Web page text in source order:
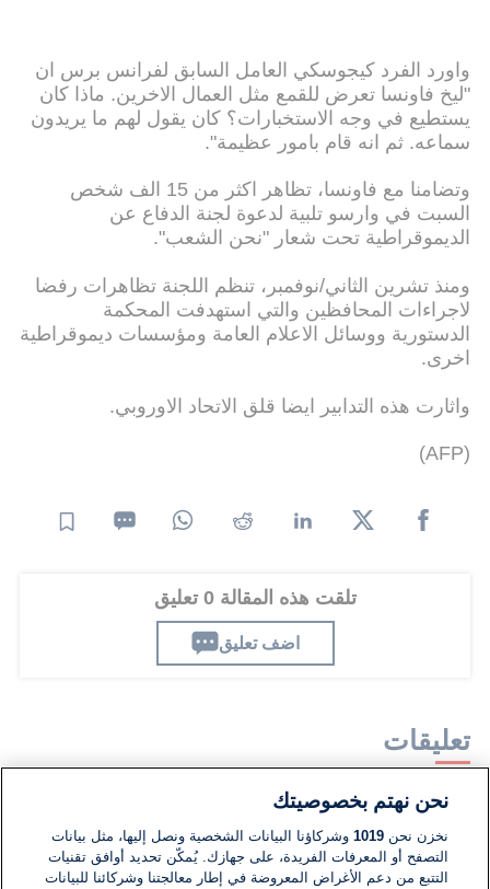
واورد الفرد كيجوسكي العامل السابق لفرانس برس ان
"ليخ فاونسا تعرض للقمع مثل العمال الاخرين. ماذا كان
يستطيع في وجه الاستخبارات؟ كان يقول لهم ما يريدون
سماعه. ثم انه قام بامور عظيمة".
وتضامنا مع فاونسا، تظاهر اكثر من 15 الف شخص
السبت في وارسو تلبية لدعوة لجنة الدفاع عن
الديموقراطية تحت شعار "نحن الشعب".
ومنذ تشرين الثاني/نوفمبر، تنظم اللجنة تظاهرات رفضا
لاجراءات المحافظين والتي استهدفت المحكمة
الدستورية ووسائل الاعلام العامة ومؤسسات ديموقراطية
اخرى.
واثارت هذه التدابير ايضا قلق الاتحاد الاوروبي.
(AFP)
تلقت هذه المقالة 0 تعليق
اضف تعليق
تعليقات
لا توجد تعليقات مكتوبة حتى الآن. كن الأول!
اكتب تعليقًا جديدًا ...
نحن نهتم بخصوصيتك
نخزن نحن1019 وشركاؤنا البيانات الشخصية ونصل إليها، مثل بيانات
التصفح أو المعرفات الفريدة، على جهازك. يُمكّن تحديد أوافق تقنيات
التتبع من دعم الأغراض المعروضة في إطار معالجتنا وشركائنا للبيانات